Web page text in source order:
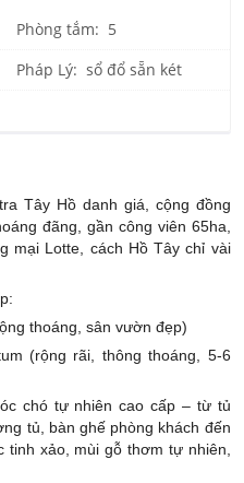
Phòng tắm: 5
Pháp Lý: sổ đổ sẵn két
Tây Hồ danh giá, cộng đồng
đãng, gần công viên 65ha,
mại Lotte, cách Hồ Tây chỉ vài
thoáng, sân vườn đẹp)
(rộng rãi, thông thoáng, 5-6
chó tự nhiên cao cấp – từ tủ
tủ, bàn ghế phòng khách đến
xảo, mùi gỗ thơm tự nhiên,